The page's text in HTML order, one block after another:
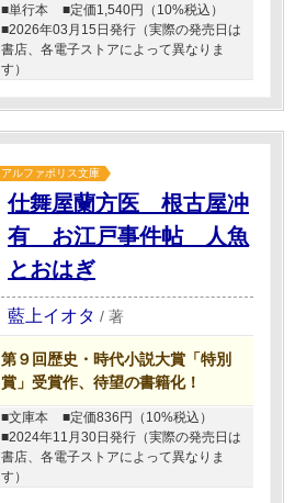
■単行本
■定価1,540円（10%税込）
■2026年03月15日発行（実際の発売日は
書店、各電子ストアによって異なりま
す）
アルファポリス文庫
仕舞屋蘭方医 根古屋冲
有 お江戸事件帖 人魚
とおはぎ
藍上イオタ / 著
第９回歴史・時代小説大賞「特別
賞」受賞作、待望の書籍化！
■文庫本
■定価836円（10%税込）
■2024年11月30日発行（実際の発売日は
書店、各電子ストアによって異なりま
す）